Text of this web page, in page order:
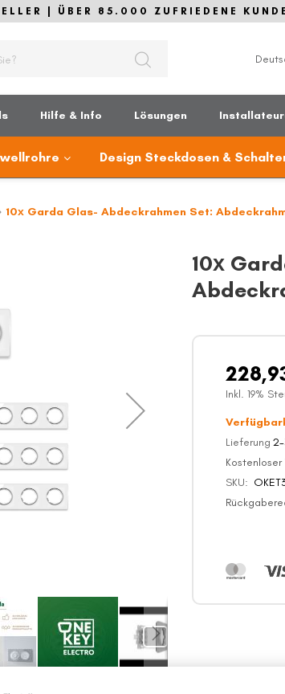
| ÜBER 85.000 ZUFRIEDENE
Sprache
Hilfe & Info Lösungen
Design Steckdosen &
10х Garda Glas- Abdeckrahmen Set:
10х
Inkl. 19%
Lieferung 2-
SKU